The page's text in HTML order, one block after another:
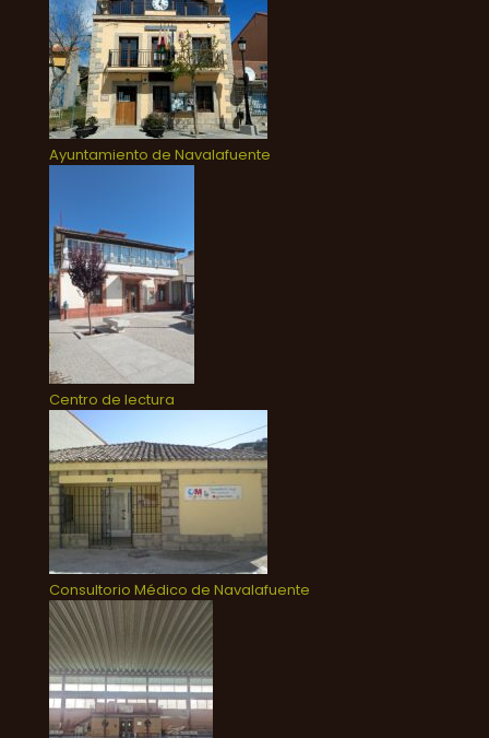
Ayuntamiento de Navalafuente
Centro de lectura
Consultorio Médico de Navalafuente